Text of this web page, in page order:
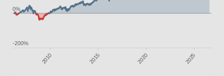
2010 2015 2020 2025
-200%
0%